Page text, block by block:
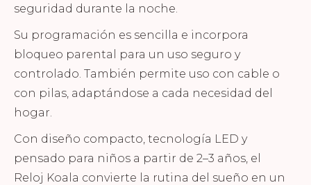
seguridad durante la noche.
Su programación es sencilla e incorpora
bloqueo parental para un uso seguro y
controlado. También permite uso con cable o
con pilas, adaptándose a cada necesidad del
hogar.
Con diseño compacto, tecnología LED y
pensado para niños a partir de 2–3 años, el
Reloj Koala convierte la rutina del sueño en un